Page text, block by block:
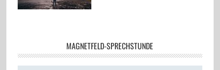
MAGNETFELD-SPRECHSTUNDE